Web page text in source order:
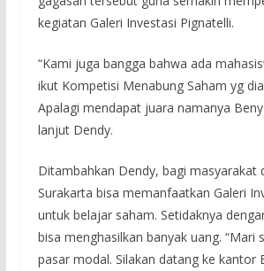
kegiatan Galeri Investasi Pignatelli.
“Kami juga bangga bahwa ada
ikut Kompetisi Menabung Saham yg
Apalagi mendapat juara namanya Beny
lanjut Dendy.
Ditambahkan Dendy, bagi masyarakat
Surakarta bisa memanfaatkan Galeri
untuk belajar saham. Setidaknya
bisa menghasilkan banyak uang. “Mari
pasar modal. Silakan datang ke kantor